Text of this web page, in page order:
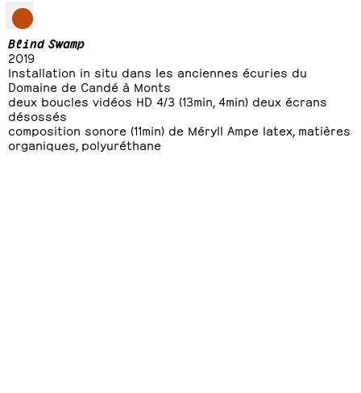
Blind Swamp
2019
Installation in situ dans les anciennes écuries du
Domaine de Candé à Monts
deux boucles vidéos HD 4/3 (13min, 4min) deux écrans
désossés
composition sonore (11min) de Méryll Ampe latex, matières
organiques, polyuréthane